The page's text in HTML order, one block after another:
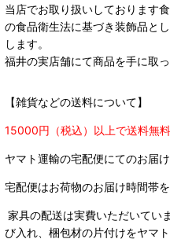
当店でお取り扱いしております
の食品衛生法に基づき装飾品と
します。
福井の実店舗にて商品を手に取
【雑貨などの送料について】
15000円（税込）以上で送料無
ヤマト運輸の宅配便にてのお届
宅配便はお荷物のお届け時間帯を
家具の配送は実費いただいてい
び入れ、梱包材の片付けをヤマト